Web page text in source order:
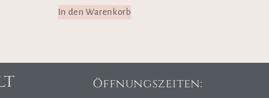
In den Warenkorb
Öffnungszeiten: